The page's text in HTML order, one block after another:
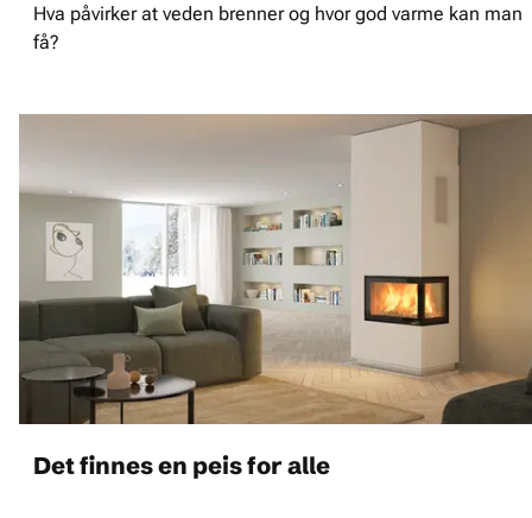
Hva påvirker at veden brenner og hvor god varme kan man
få?
Det finnes en peis for alle